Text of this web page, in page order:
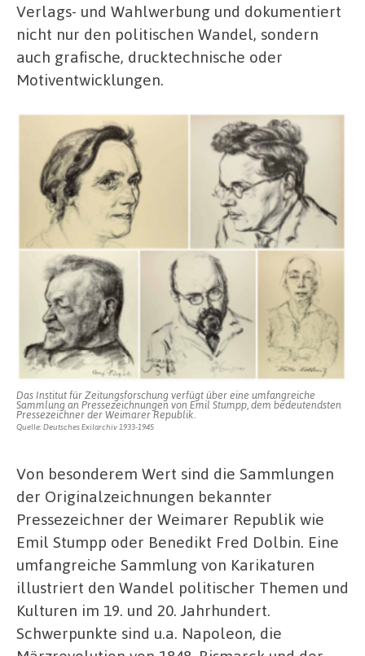
Verlags- und Wahlwerbung und dokumentiert
nicht nur den politischen Wandel, sondern
auch grafische, drucktechnische oder
Motiventwicklungen.
Das Institut für Zeitungsforschung verfügt über eine umfangreiche
Sammlung an Pressezeichnungen von Emil Stumpp, dem bedeutendsten
Pressezeichner der Weimarer Republik.
Quelle: Deutsches Exilarchiv 1933-1945
Von besonderem Wert sind die Sammlungen
der Originalzeichnungen bekannter
Pressezeichner der Weimarer Republik wie
Emil Stumpp oder Benedikt Fred Dolbin. Eine
umfangreiche Sammlung von Karikaturen
illustriert den Wandel politischer Themen und
Kulturen im 19. und 20. Jahrhundert.
Schwerpunkte sind u.a. Napoleon, die